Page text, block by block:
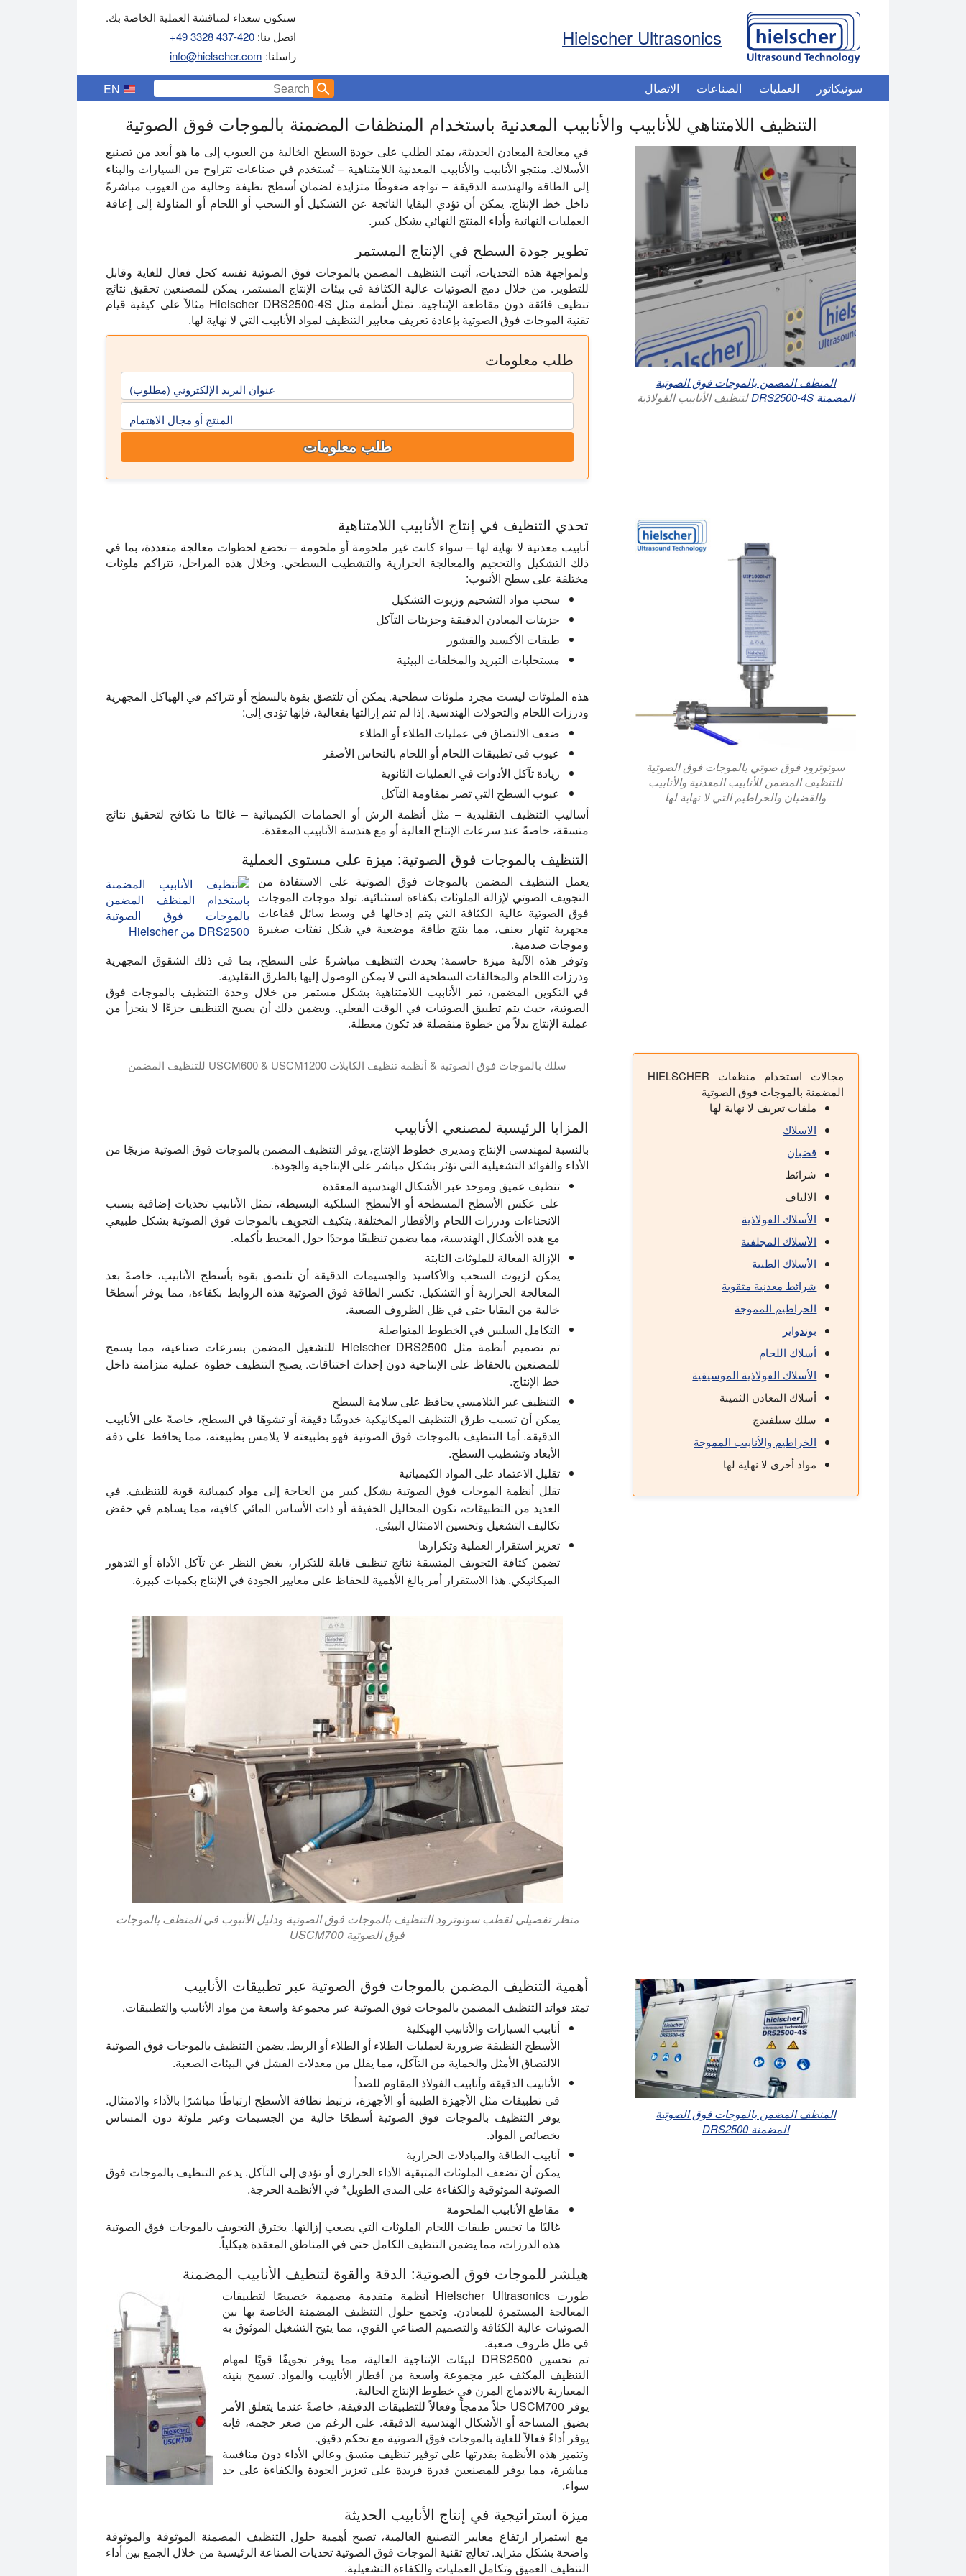
Hielscher Ultrasonics
سنكون سعداء لمناقشة العملية الخاصة بك.
اتصل بنا: +49 3328 437-420
راسلنا: info@hielscher.com
سونيكاتور العمليات الصناعات الاتصال EN
التنظيف اللامتناهي للأنابيب والأنابيب المعدنية باستخدام المنظفات المضمنة بالموجات فوق الصوتية
في معالجة المعادن الحديثة، يمتد الطلب على جودة السطح الخالية من العيوب إلى ما هو أبعد من تصنيع
الأسلاك. منتجو الأنابيب والأنابيب المعدنية اللامتناهية – تُستخدم في صناعات تتراوح من السيارات والبناء
إلى الطاقة والهندسة الدقيقة – تواجه ضغوطًا متزايدة لضمان أسطح نظيفة وخالية من العيوب مباشرةً
داخل خط الإنتاج. يمكن أن تؤدي البقايا الناتجة عن التشكيل أو السحب أو اللحام أو المناولة إلى إعاقة
العمليات النهائية وأداء المنتج النهائي بشكل كبير.
تطوير جودة السطح في الإنتاج المستمر
ولمواجهة هذه التحديات، أثبت التنظيف المضمن بالموجات فوق الصوتية نفسه كحل فعال للغاية وقابل
للتطوير. من خلال دمج الصوتيات عالية الكثافة في بيئات الإنتاج المستمر، يمكن للمصنعين تحقيق نتائج
تنظيف فائقة دون مقاطعة الإنتاجية. تمثل أنظمة مثل Hielscher DRS2500-4S مثالاً على كيفية قيام
تقنية الموجات فوق الصوتية بإعادة تعريف معايير التنظيف لمواد الأنابيب التي لا نهاية لها.
طلب معلومات
عنوان البريد الإلكتروني (مطلوب)
المنتج أو مجال الاهتمام
طلب معلومات
المنظف المضمن بالموجات فوق الصوتية
المضمنة DRS2500-4S
لتنظيف الأنابيب الفولاذية
تحدي التنظيف في إنتاج الأنابيب اللامتناهية
أنابيب معدنية لا نهاية لها – سواء كانت غير ملحومة أو ملحومة – تخضع لخطوات معالجة متعددة، بما في
ذلك التشكيل والتحجيم والمعالجة الحرارية والتشطيب السطحي. وخلال هذه المراحل، تتراكم ملوثات
مختلفة على سطح الأنبوب:
سحب مواد التشحيم وزيوت التشكيل
جزيئات المعادن الدقيقة وجزيئات التآكل
طبقات الأكسيد والقشور
مستحلبات التبريد والمخلفات البيئية
هذه الملوثات ليست مجرد ملوثات سطحية. يمكن أن تلتصق بقوة بالسطح أو تتراكم في الهياكل المجهرية
ودرزات اللحام والتحولات الهندسية. إذا لم تتم إزالتها بفعالية، فإنها تؤدي إلى:
ضعف الالتصاق في عمليات الطلاء أو الطلاء
عيوب في تطبيقات اللحام أو اللحام بالنحاس الأصفر
زيادة تآكل الأدوات في العمليات الثانوية
عيوب السطح التي تضر بمقاومة التآكل
أساليب التنظيف التقليدية – مثل أنظمة الرش أو الحمامات الكيميائية – غالبًا ما تكافح لتحقيق نتائج
متسقة، خاصةً عند سرعات الإنتاج العالية أو مع هندسة الأنابيب المعقدة.
التنظيف بالموجات فوق الصوتية: ميزة على مستوى العملية
يعمل التنظيف المضمن بالموجات فوق الصوتية على الاستفادة من
التجويف الصوتي لإزالة الملوثات بكفاءة استثنائية. تولد موجات الموجات
فوق الصوتية عالية الكثافة التي يتم إدخالها في وسط سائل فقاعات
مجهرية تنهار بعنف، مما ينتج طاقة موضعية في شكل نفثات صغيرة
وموجات صدمية.
وتوفر هذه الآلية ميزة حاسمة: يحدث التنظيف مباشرةً على السطح، بما في ذلك الشقوق المجهرية
ودرزات اللحام والمخالفات السطحية التي لا يمكن الوصول إليها بالطرق التقليدية.
في التكوين المضمن، تمر الأنابيب اللامتناهية بشكل مستمر من خلال وحدة التنظيف بالموجات فوق
الصوتية، حيث يتم تطبيق الصوتيات في الوقت الفعلي. ويضمن ذلك أن يصبح التنظيف جزءًا لا يتجزأ من
عملية الإنتاج بدلاً من خطوة منفصلة قد تكون معطلة.
سونوترود فوق صوتي بالموجات فوق الصوتية
للتنظيف المضمن للأنابيب المعدنية والأنابيب
والقضبان والخراطيم التي لا نهاية لها
سلك بالموجات فوق الصوتية & أنظمة تنظيف الكابلات USCM600 & USCM1200 للتنظيف المضمن
المزايا الرئيسية لمصنعي الأنابيب
بالنسبة لمهندسي الإنتاج ومديري خطوط الإنتاج، يوفر التنظيف المضمن بالموجات فوق الصوتية مزيجًا من
الأداء والفوائد التشغيلية التي تؤثر بشكل مباشر على الإنتاجية والجودة.
تنظيف عميق وموحد عبر الأشكال الهندسية المعقدة
على عكس الأسطح المسطحة أو الأسطح السلكية البسيطة، تمثل الأنابيب تحديات إضافية بسبب
الانحناءات ودرزات اللحام والأقطار المختلفة. يتكيف التجويف بالموجات فوق الصوتية بشكل طبيعي
مع هذه الأشكال الهندسية، مما يضمن تنظيفًا موحدًا حول المحيط بأكمله.
الإزالة الفعالة للملوثات الثابتة
يمكن لزيوت السحب والأكاسيد والجسيمات الدقيقة أن تلتصق بقوة بأسطح الأنابيب، خاصةً بعد
المعالجة الحرارية أو التشكيل. تكسر الطاقة فوق الصوتية هذه الروابط بكفاءة، مما يوفر أسطحًا
خالية من البقايا حتى في ظل الظروف الصعبة.
التكامل السلس في الخطوط المتواصلة
تم تصميم أنظمة مثل Hielscher DRS2500 للتشغيل المضمن بسرعات صناعية، مما يسمح
للمصنعين بالحفاظ على الإنتاجية دون إحداث اختناقات. يصبح التنظيف خطوة عملية متزامنة داخل
خط الإنتاج.
التنظيف غير التلامسي يحافظ على سلامة السطح
يمكن أن تسبب طرق التنظيف الميكانيكية خدوشًا دقيقة أو تشوهًا في السطح، خاصةً على الأنابيب
الدقيقة. أما التنظيف بالموجات فوق الصوتية فهو بطبيعته لا يلامس بطبيعته، مما يحافظ على دقة
الأبعاد وتشطيب السطح.
تقليل الاعتماد على المواد الكيميائية
تقلل أنظمة الموجات فوق الصوتية بشكل كبير من الحاجة إلى مواد كيميائية قوية للتنظيف. في
العديد من التطبيقات، تكون المحاليل الخفيفة أو ذات الأساس المائي كافية، مما يساهم في خفض
تكاليف التشغيل وتحسين الامتثال البيئي.
تعزيز استقرار العملية وتكرارها
تضمن كثافة التجويف المتسقة نتائج تنظيف قابلة للتكرار، بغض النظر عن تآكل الأداة أو التدهور
الميكانيكي. هذا الاستقرار أمر بالغ الأهمية للحفاظ على معايير الجودة في الإنتاج بكميات كبيرة.
منظر تفصيلي لقطب سونوترود التنظيف بالموجات فوق الصوتية ودليل الأنبوب في المنظف بالموجات
فوق الصوتية USCM700
مجالات استخدام منظفات HIELSCHER
المضمنة بالموجات فوق الصوتية
ملفات تعريف لا نهاية لها
الاسلاك
قضبان
شرائط
الالياف
الأسلاك الفولاذية
الأسلاك المجلفنة
الأسلاك الطبية
شرائط معدنية مثقوبة
الخراطيم المموجة
بوندواير
أسلاك اللحام
الأسلاك الفولاذية الموسيقية
أسلاك المعادن الثمينة
سلك سيلفيدج
الخراطيم والأنابيب المموجة
مواد أخرى لا نهاية لها
أهمية التنظيف المضمن بالموجات فوق الصوتية عبر تطبيقات الأنابيب
تمتد فوائد التنظيف المضمن بالموجات فوق الصوتية عبر مجموعة واسعة من مواد الأنابيب والتطبيقات.
أنابيب السيارات والأنابيب الهيكلية
الأسطح النظيفة ضرورية لعمليات الطلاء أو الطلاء أو الربط. يضمن التنظيف بالموجات فوق الصوتية
الالتصاق الأمثل والحماية من التآكل، مما يقلل من معدلات الفشل في البيئات الصعبة.
الأنابيب الدقيقة وأنابيب الفولاذ المقاوم للصدأ
في تطبيقات مثل الأجهزة الطبية أو الأجهزة، ترتبط نظافة الأسطح ارتباطًا مباشرًا بالأداء والامتثال.
يوفر التنظيف بالموجات فوق الصوتية أسطحًا خالية من الجسيمات وغير ملوثة دون المساس
بخصائص المواد.
أنابيب الطاقة والمبادلات الحرارية
يمكن أن تضعف الملوثات المتبقية الأداء الحراري أو تؤدي إلى التآكل. يدعم التنظيف بالموجات فوق
الصوتية الموثوقية والكفاءة على المدى الطويل* في الأنظمة الحرجة.
مقاطع الأنابيب الملحومة
غالبًا ما تحبس طبقات اللحام الملوثات التي يصعب إزالتها. يخترق التجويف بالموجات فوق الصوتية
هذه الدرزات، مما يضمن التنظيف الكامل حتى في المناطق المعقدة هيكلياً.
هيلشر للموجات فوق الصوتية: الدقة والقوة لتنظيف الأنابيب المضمنة
طورت Hielscher Ultrasonics أنظمة متقدمة مصممة خصيصًا لتطبيقات
المعالجة المستمرة للمعادن. وتجمع حلول التنظيف المضمنة الخاصة بها بين
الصوتيات عالية الكثافة والتصميم الصناعي القوي، مما يتيح التشغيل الموثوق به
في ظل ظروف صعبة.
تم تحسين DRS2500 لبيئات الإنتاجية العالية، مما يوفر تجويفًا قويًا لمهام
التنظيف المكثف عبر مجموعة واسعة من أقطار الأنابيب والمواد. تسمح بنيته
المعيارية بالاندماج المرن في خطوط الإنتاج الحالية.
يوفر USCM700 حلاً مدمجاً وفعالاً للتطبيقات الدقيقة، خاصةً عندما يتعلق الأمر
بضيق المساحة أو الأشكال الهندسية الدقيقة. على الرغم من صغر حجمه، فإنه
يوفر أداءً فعالاً للغاية بالموجات فوق الصوتية مع تحكم دقيق.
وتتميز هذه الأنظمة بقدرتها على توفير تنظيف متسق وعالي الأداء دون منافسة
مباشرة، مما يوفر للمصنعين قدرة فريدة على تعزيز الجودة والكفاءة على حد
سواء.
ميزة استراتيجية في إنتاج الأنابيب الحديثة
مع استمرار ارتفاع معايير التصنيع العالمية، تصبح أهمية حلول التنظيف المضمنة الموثوقة والموثوقة
واضحة بشكل متزايد. تعالج تقنية الموجات فوق الصوتية تحديات الصناعة الرئيسية من خلال الجمع بين أداء
التنظيف العميق وتكامل العمليات والكفاءة التشغيلية.
المنظف المضمن بالموجات فوق الصوتية
المضمنة DRS2500